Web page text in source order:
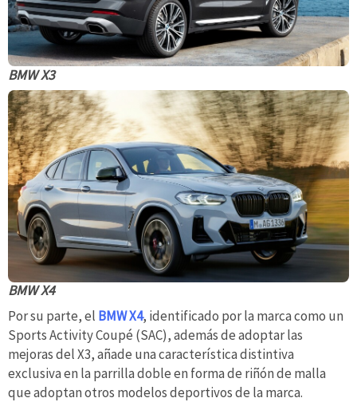
BMW X3
BMW X4
Por su parte, el BMW X4, identificado por la marca como un
Sports Activity Coupé (SAC), además de adoptar las
mejoras del X3, añade una característica distintiva
exclusiva en la parrilla doble en forma de riñón de malla
que adoptan otros modelos deportivos de la marca.